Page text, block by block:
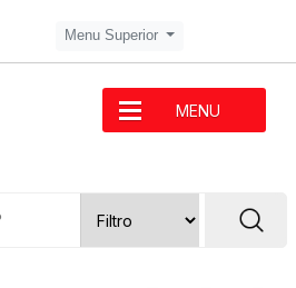
Menu Superior
MENU